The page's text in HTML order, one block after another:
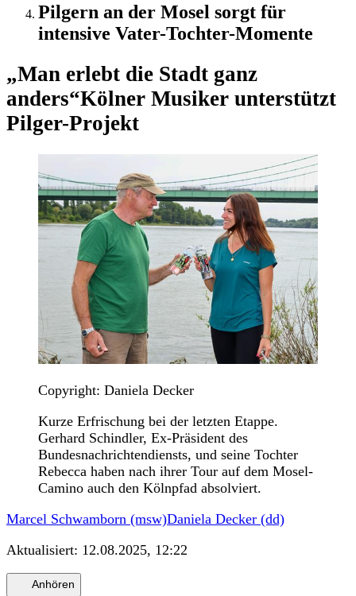
Pilgern an der Mosel sorgt für
intensive Vater-Tochter-Momente
„Man erlebt die Stadt ganz
anders“Kölner Musiker unterstützt
Pilger-Projekt
Copyright: Daniela Decker
Kurze Erfrischung bei der letzten Etappe.
Gerhard Schindler, Ex-Präsident des
Bundesnachrichtendiensts, und seine Tochter
Rebecca haben nach ihrer Tour auf dem Mosel-
Camino auch den Kölnpfad absolviert.
Marcel Schwamborn (msw)Daniela Decker (dd)
Aktualisiert: 12.08.2025, 12:22
Anhören